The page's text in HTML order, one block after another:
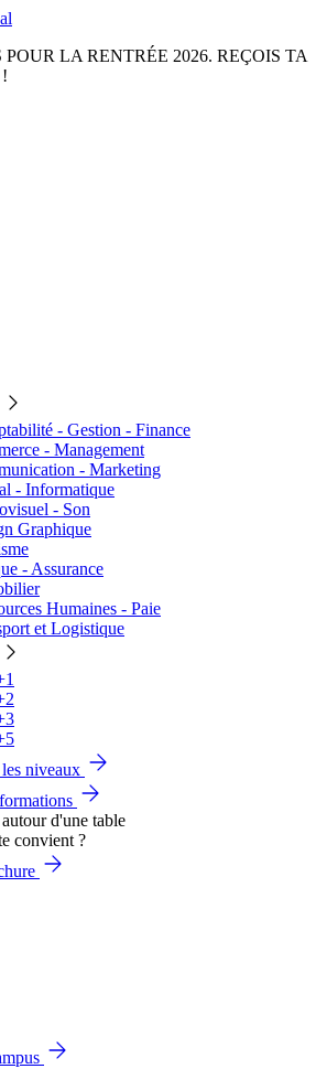
LA RENTRÉE 2026. REÇOIS TA
- Gestion - Finance
- Management
- Marketing
- Informatique
- Son
Graphique
- Assurance
Humaines - Paie
et Logistique
niveaux
convient ?